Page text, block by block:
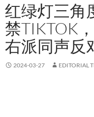
红绿灯三角
禁TIKTOK
右派同声反
2024-03-27 EDITORIAL